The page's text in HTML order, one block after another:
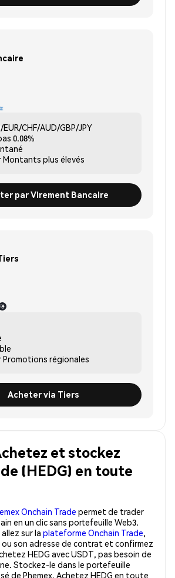
EUR/CHF/AUD/GBP/JPY
0.08%
Montants plus élevés
par Virement Bancaire
Promotions régionales
Acheter via Tiers
et stockez
(HEDG) en toute
Onchain Trade permet de trader
en un clic sans portefeuille Web3.
sur la plateforme Onchain Trade,
ou son adresse de contrat et confirmez
HEDG avec USDT, pas besoin de
Stockez-le dans le portefeuille
de Phemex. Achetez HEDG en toute